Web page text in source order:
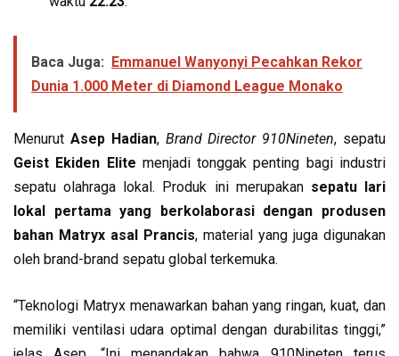
Baca Juga: Emmanuel Wanyonyi Pecahkan Rekor
Dunia 1.000 Meter di Diamond League Monako
Menurut Asep Hadian, Brand Director 910Nineten, sepatu
Geist Ekiden Elite menjadi tonggak penting bagi industri
sepatu olahraga lokal. Produk ini merupakan sepatu lari
lokal pertama yang berkolaborasi dengan produsen
bahan Matryx asal Prancis, material yang juga digunakan
oleh brand-brand sepatu global terkemuka.
“Teknologi Matryx menawarkan bahan yang ringan, kuat, dan
memiliki ventilasi udara optimal dengan durabilitas tinggi,”